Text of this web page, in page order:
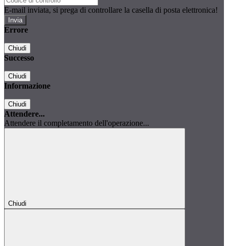
E-mail inviata, si prega di controllare la casella di posta elettronica!
Errore
Chiudi
Successo
Chiudi
Informazione
Chiudi
Attendere...
Attendere il completamento dell'operazione...
Chiudi